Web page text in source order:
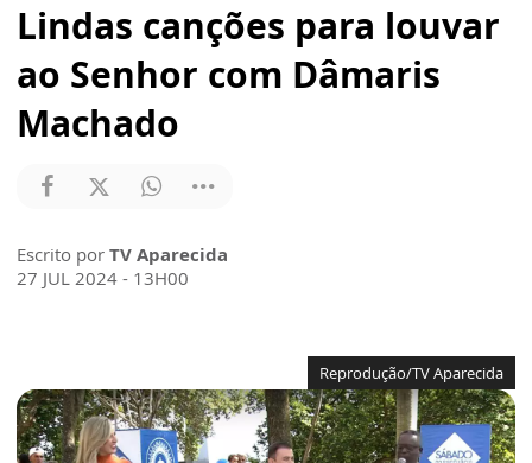
Lindas canções para louvar
ao Senhor com Dâmaris
Machado
Escrito por TV Aparecida
27 JUL 2024 - 13H00
Reprodução/TV Aparecida